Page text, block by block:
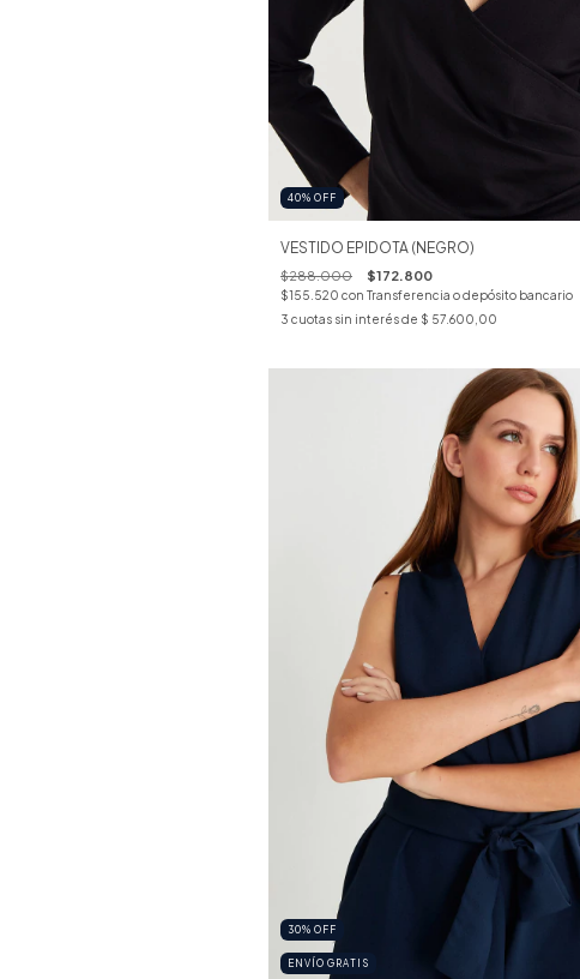
40% OFF
VESTIDO EPIDOTA (NEGRO)
$288.000 $172.800
$155.520 con Transferencia o depósito bancario
3 cuotas sin interés de $ 57.600,00
30% OFF
ENVÍO GRATIS